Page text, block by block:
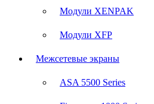
Модули XENPAK
Модули XFP
Межсетевые экраны
ASA 5500 Series